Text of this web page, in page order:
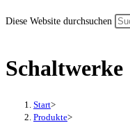
Diese Website durchsuchen
Schaltwerke
Start>
Produkte>